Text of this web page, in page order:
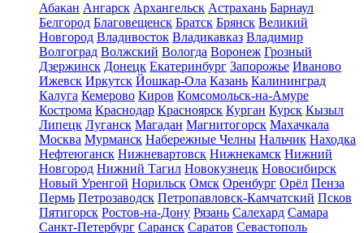
Абакан Ангарск Архангельск Астрахань Барнаул
Белгород Благовещенск Братск Брянск Великий
Новгород Владивосток Владикавказ Владимир
Волгоград Волжский Вологда Воронеж Грозный
Дзержинск Донецк Екатеринбург Запорожье Иваново
Ижевск Иркутск Йошкар-Ола Казань Калининград
Калуга Кемерово Киров Комсомольск-на-Амуре
Кострома Краснодар Красноярск Курган Курск Кызыл
Липецк Луганск Магадан Магнитогорск Махачкала
Москва Мурманск Набережные Челны Нальчик Находка
Нефтеюганск Нижневартовск Нижнекамск Нижний
Новгород Нижний Тагил Новокузнецк Новосибирск
Новый Уренгой Норильск Омск Оренбург Орёл Пенза
Пермь Петрозаводск Петропавловск-Камчатский Псков
Пятигорск Ростов-на-Дону Рязань Салехард Самара
Санкт-Петербург Саранск Саратов Севастополь